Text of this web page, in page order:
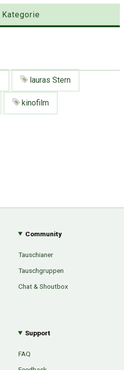
lauras Stern
kinofilm
Community
Tauschianer
Tauschgruppen
Chat & Shoutbox
Support
FAQ